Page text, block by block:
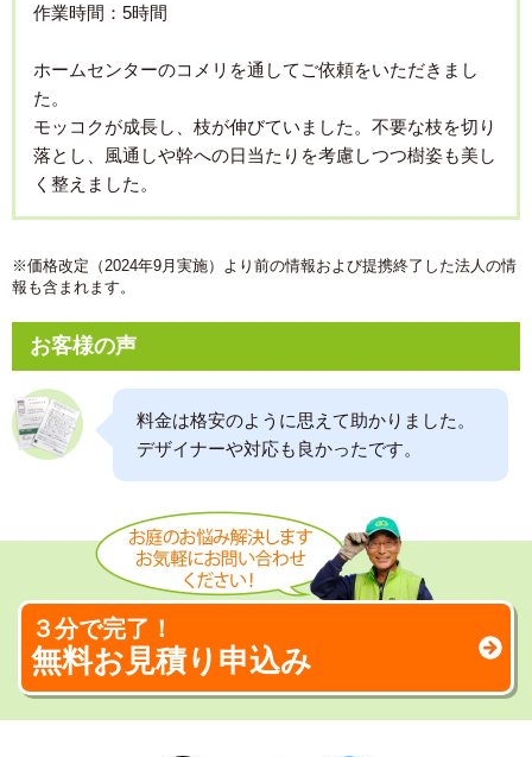
作業時間：5時間
ホームセンターのコメリを通してご依頼をいただきまし
た。
モッコクが成長し、枝が伸びていました。不要な枝を切り
落とし、風通しや幹への日当たりを考慮しつつ樹姿も美し
く整えました。
※価格改定（2024年9月実施）より前の情報および提携終了した法人の情
報も含まれます。
お客様の声
料金は格安のように思えて助かりました。
デザイナーや対応も良かったです。
３分で完了！
無料お見積り申込み